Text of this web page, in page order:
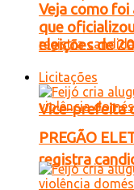
Vice-prefeita
registra
Veja como foi
que
eleições de
Licitações
PREGÃO